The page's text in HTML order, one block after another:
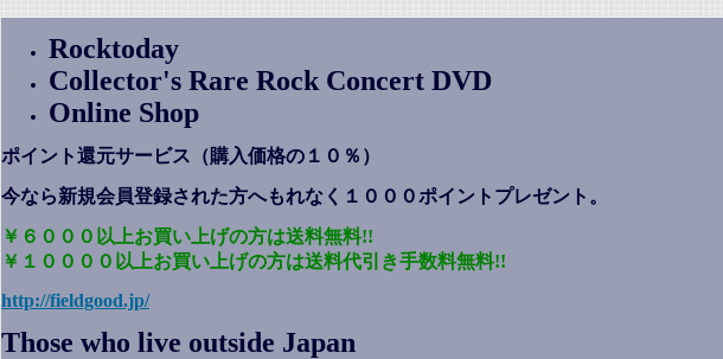
Rocktoday
Collector's Rare Rock Concert DVD
Online Shop
ポイント還元サービス（購入価格の１０％）
今なら新規会員登録された方へもれなく１０００ポイントプレゼント 。
￥６０００以上お買い上げの方は送料無料!!
￥１００００以上お買い上げの方は送料代引き手数料無料!!
http://fieldgood.jp/
Those who live outside Japan